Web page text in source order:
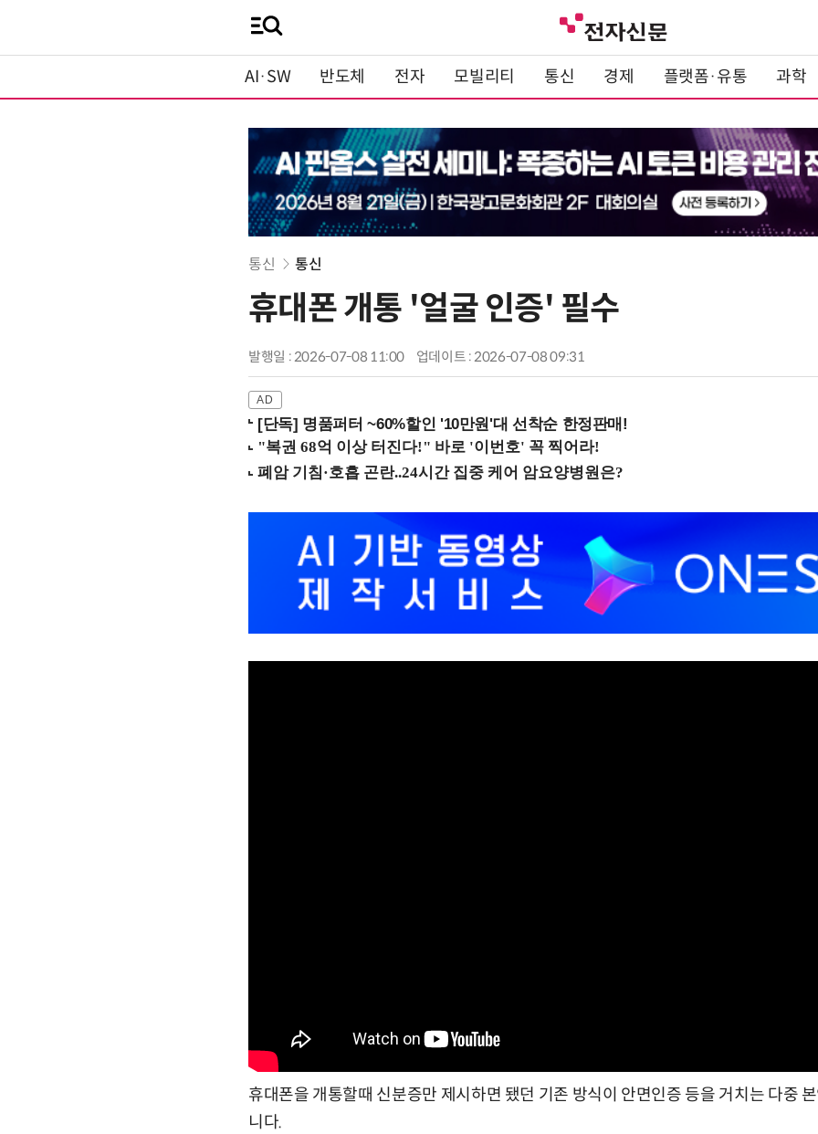
AI·SW 반도체 전자 모빌리티 통신 경제 플랫폼·유통 과학
통신 통신
휴대폰 개통 '얼굴 인증' 필수
발행일 : 2026-07-08 11:00 업데이트 : 2026-07-08 09:31
[단독] 명품퍼터 ~60%할인 '10만원'대 선착순 한정판매!
휴대폰을 개통할때 신분증만 제시하면 됐던 기존 방식이 안면인증 등을 거치는 다중
니다.